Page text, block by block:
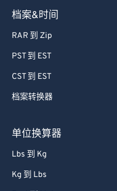
档案&时间
RAR 到 Zip
PST 到 EST
CST 到 EST
档案转换器
单位换算器
Lbs 到 Kg
Kg 到 Lbs